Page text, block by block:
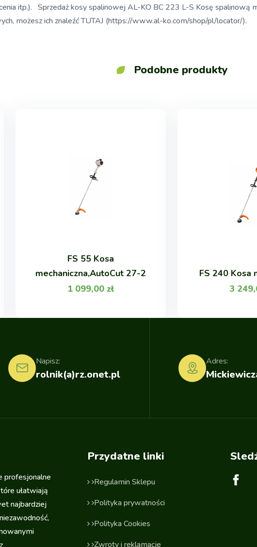
itp.). Sprzedaż kosy spalinowej AL-KO BC 223 L-S Kosę spalinową
możesz ich znaleźć TUTAJ (https://www.al-ko.com/shop/pl/locator/).
Podobne produkty
FS 55 Kosa
mechaniczna,AutoCut 27-2
1 099,00 zł
FS 240 Kosa
3
rolnik(a)rz.onet.pl
Napisz: Adres:
profesjonalne
ułatwiają
najbardziej
Przydatne linki
Regulamin Sklepu
Polityka prywatności
Polityka Cookies
Zwroty i reklamacje